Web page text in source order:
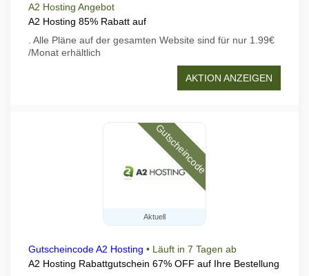
A2 Hosting Angebot
A2 Hosting 85% Rabatt auf
. Alle Pläne auf der gesamten Website sind für nur 1.99€
/Monat erhältlich
AKTION ANZEIGEN
Aktuell
Gutscheincode
Gutscheincode A2 Hosting • Läuft in 7 Tagen ab
A2 Hosting Rabattgutschein 67% OFF auf Ihre Bestellung